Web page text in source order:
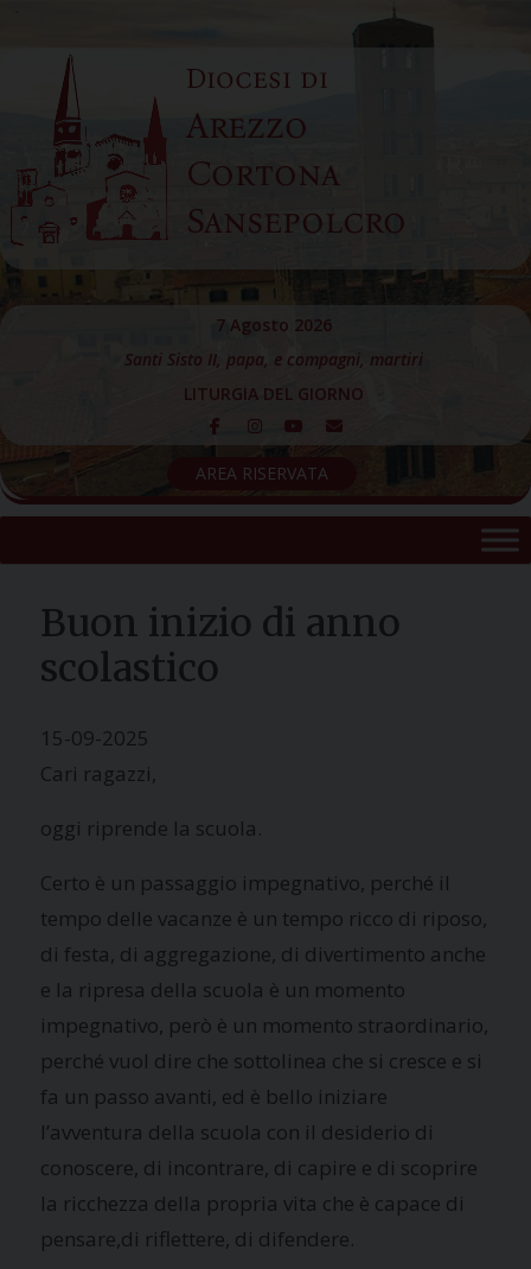
content
Diocesi di
Arezzo
Cortona
Sansepolcro
7 Agosto 2026
Santi Sisto II, papa, e compagni, martiri
LITURGIA DEL GIORNO
AREA RISERVATA
Buon inizio di anno
scolastico
15-09-2025
Cari ragazzi,
oggi riprende la scuola.
Certo è un passaggio impegnativo, perché il
tempo delle vacanze è un tempo ricco di riposo,
di festa, di aggregazione, di divertimento anche
e la ripresa della scuola è un momento
impegnativo, però è un momento straordinario,
perché vuol dire che sottolinea che si cresce e si
fa un passo avanti, ed è bello iniziare
l’avventura della scuola con il desiderio di
conoscere, di incontrare, di capire e di scoprire
la ricchezza della propria vita che è capace di
pensare,di riflettere, di difendere.